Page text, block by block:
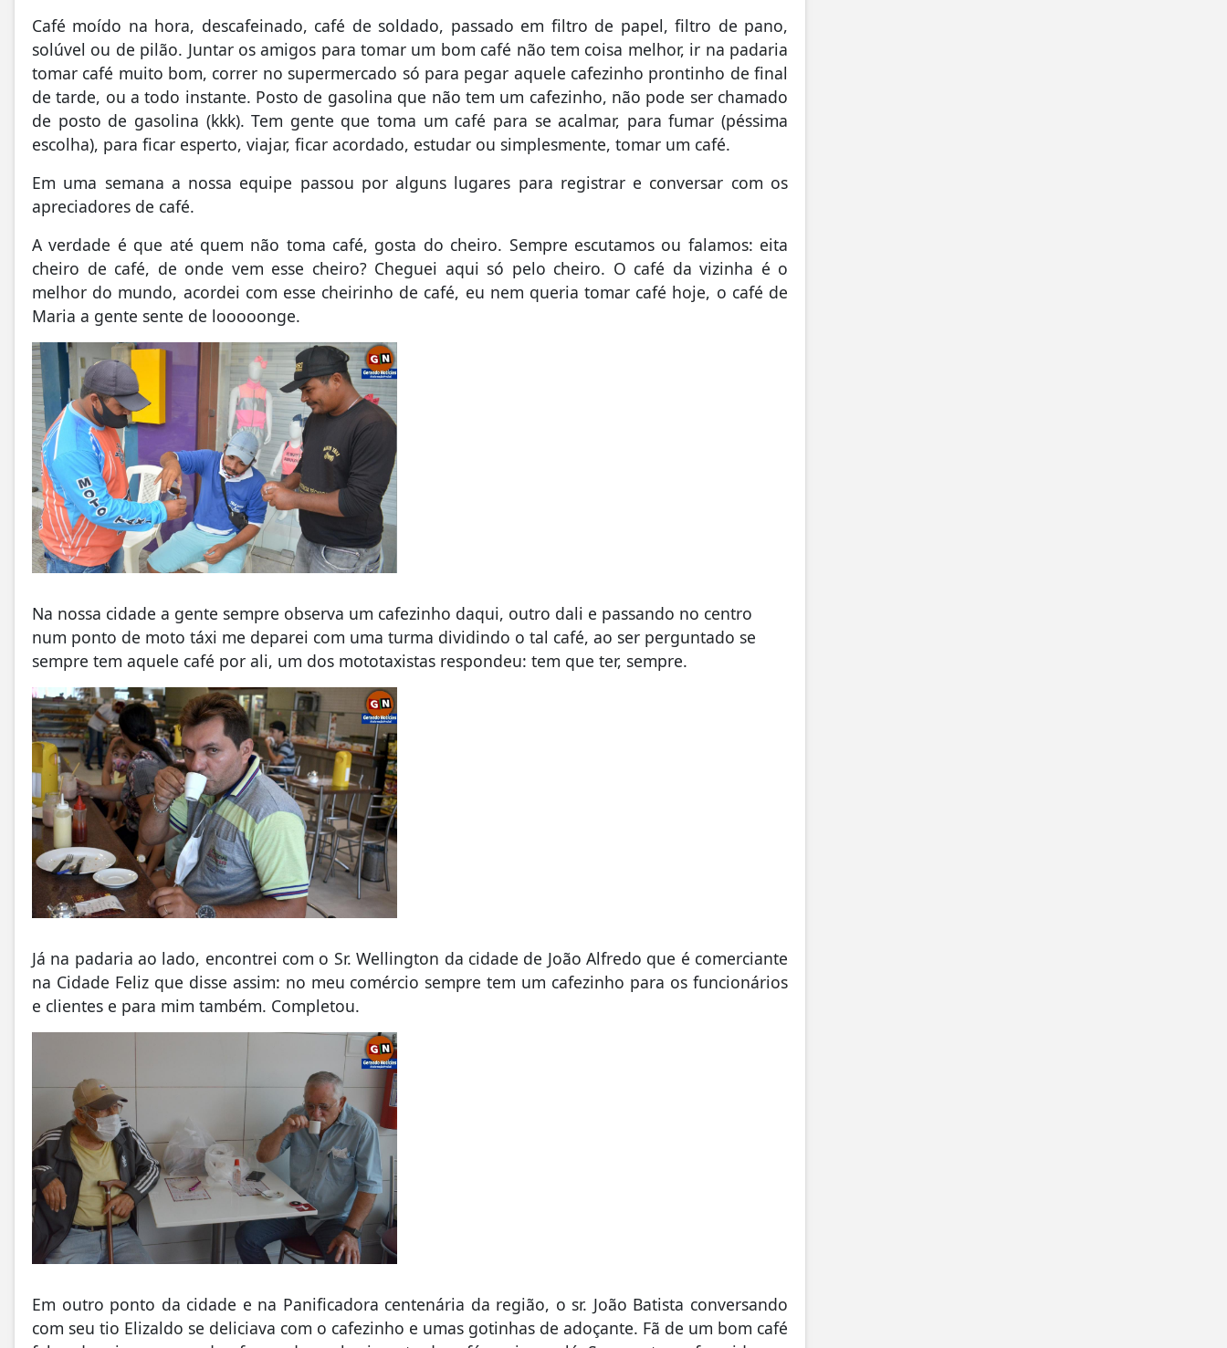
Café moído na hora, descafeinado, café de soldado, passado em filtro de papel, filtro de pano,
solúvel ou de pilão. Juntar os amigos para tomar um bom café não tem coisa melhor, ir na padaria
tomar café muito bom, correr no supermercado só para pegar aquele cafezinho prontinho de final
de tarde, ou a todo instante. Posto de gasolina que não tem um cafezinho, não pode ser chamado
de posto de gasolina (kkk). Tem gente que toma um café para se acalmar, para fumar (péssima
escolha), para ficar esperto, viajar, ficar acordado, estudar ou simplesmente, tomar um café.
Em uma semana a nossa equipe passou por alguns lugares para registrar e conversar com os
apreciadores de café.
A verdade é que até quem não toma café, gosta do cheiro. Sempre escutamos ou falamos: eita
cheiro de café, de onde vem esse cheiro? Cheguei aqui só pelo cheiro. O café da vizinha é o
melhor do mundo, acordei com esse cheirinho de café, eu nem queria tomar café hoje, o café de
Maria a gente sente de looooonge.
Na nossa cidade a gente sempre observa um cafezinho daqui, outro dali e passando no centro
num ponto de moto táxi me deparei com uma turma dividindo o tal café, ao ser perguntado se
sempre tem aquele café por ali, um dos mototaxistas respondeu: tem que ter, sempre.
Já na padaria ao lado, encontrei com o Sr. Wellington da cidade de João Alfredo que é comerciante
na Cidade Feliz que disse assim: no meu comércio sempre tem um cafezinho para os funcionários
e clientes e para mim também. Completou.
Em outro ponto da cidade e na Panificadora centenária da região, o sr. João Batista conversando
com seu tio Elizaldo se deliciava com o cafezinho e umas gotinhas de adoçante. Fã de um bom café